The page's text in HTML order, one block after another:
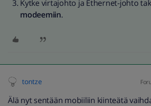
Kytke virtajohto ja Ethernet-johto
modeemiin.
tontze
Älä nyt sentään mobiiliin kiinteätä